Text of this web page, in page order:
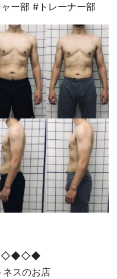
ー部 #トレーナー部
ネスのお店